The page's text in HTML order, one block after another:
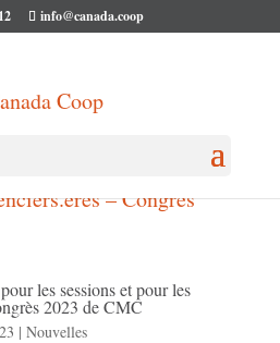
info@canada.coop
les sessions et pour les
2023 de CMC
| Nouvelles